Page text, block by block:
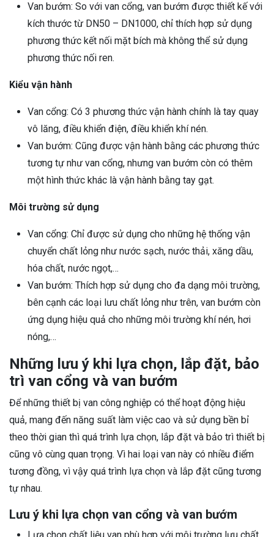
Van bướm: So với van cổng, van bướm được thiết kế với
kích thước từ DN50 – DN1000, chỉ thích hợp sử dụng
phương thức kết nối mặt bích mà không thể sử dụng
phương thức nối ren.
Kiểu vận hành
Van cổng: Có 3 phương thức vận hành chính là tay quay
vô lăng, điều khiển điện, điều khiển khí nén.
Van bướm: Cũng được vận hành bằng các phương thức
tương tự như van cổng, nhưng van bướm còn có thêm
một hình thức khác là vận hành bằng tay gạt.
Môi trường sử dụng
Van cổng: Chỉ được sử dụng cho những hệ thống vận
chuyển chất lỏng như nước sạch, nước thải, xăng dầu,
hóa chất, nước ngọt,…
Van bướm: Thích hợp sử dụng cho đa dạng môi trường,
bên cạnh các loại lưu chất lỏng như trên, van bướm còn
ứng dụng hiệu quả cho những môi trường khí nén, hơi
nóng,…
Những lưu ý khi lựa chọn, lắp đặt, bảo
trì van cổng và van bướm
Để những thiết bị van công nghiệp có thể hoạt động hiệu
quả, mang đến năng suất làm việc cao và sử dụng bền bỉ
theo thời gian thì quá trình lựa chọn, lắp đặt và bảo trì thiết bị
cũng vô cùng quan trọng. Vì hai loại van này có nhiều điểm
tương đồng, vì vậy quá trình lựa chọn và lắp đặt cũng tương
tự nhau.
Lưu ý khi lựa chọn van cổng và van bướm